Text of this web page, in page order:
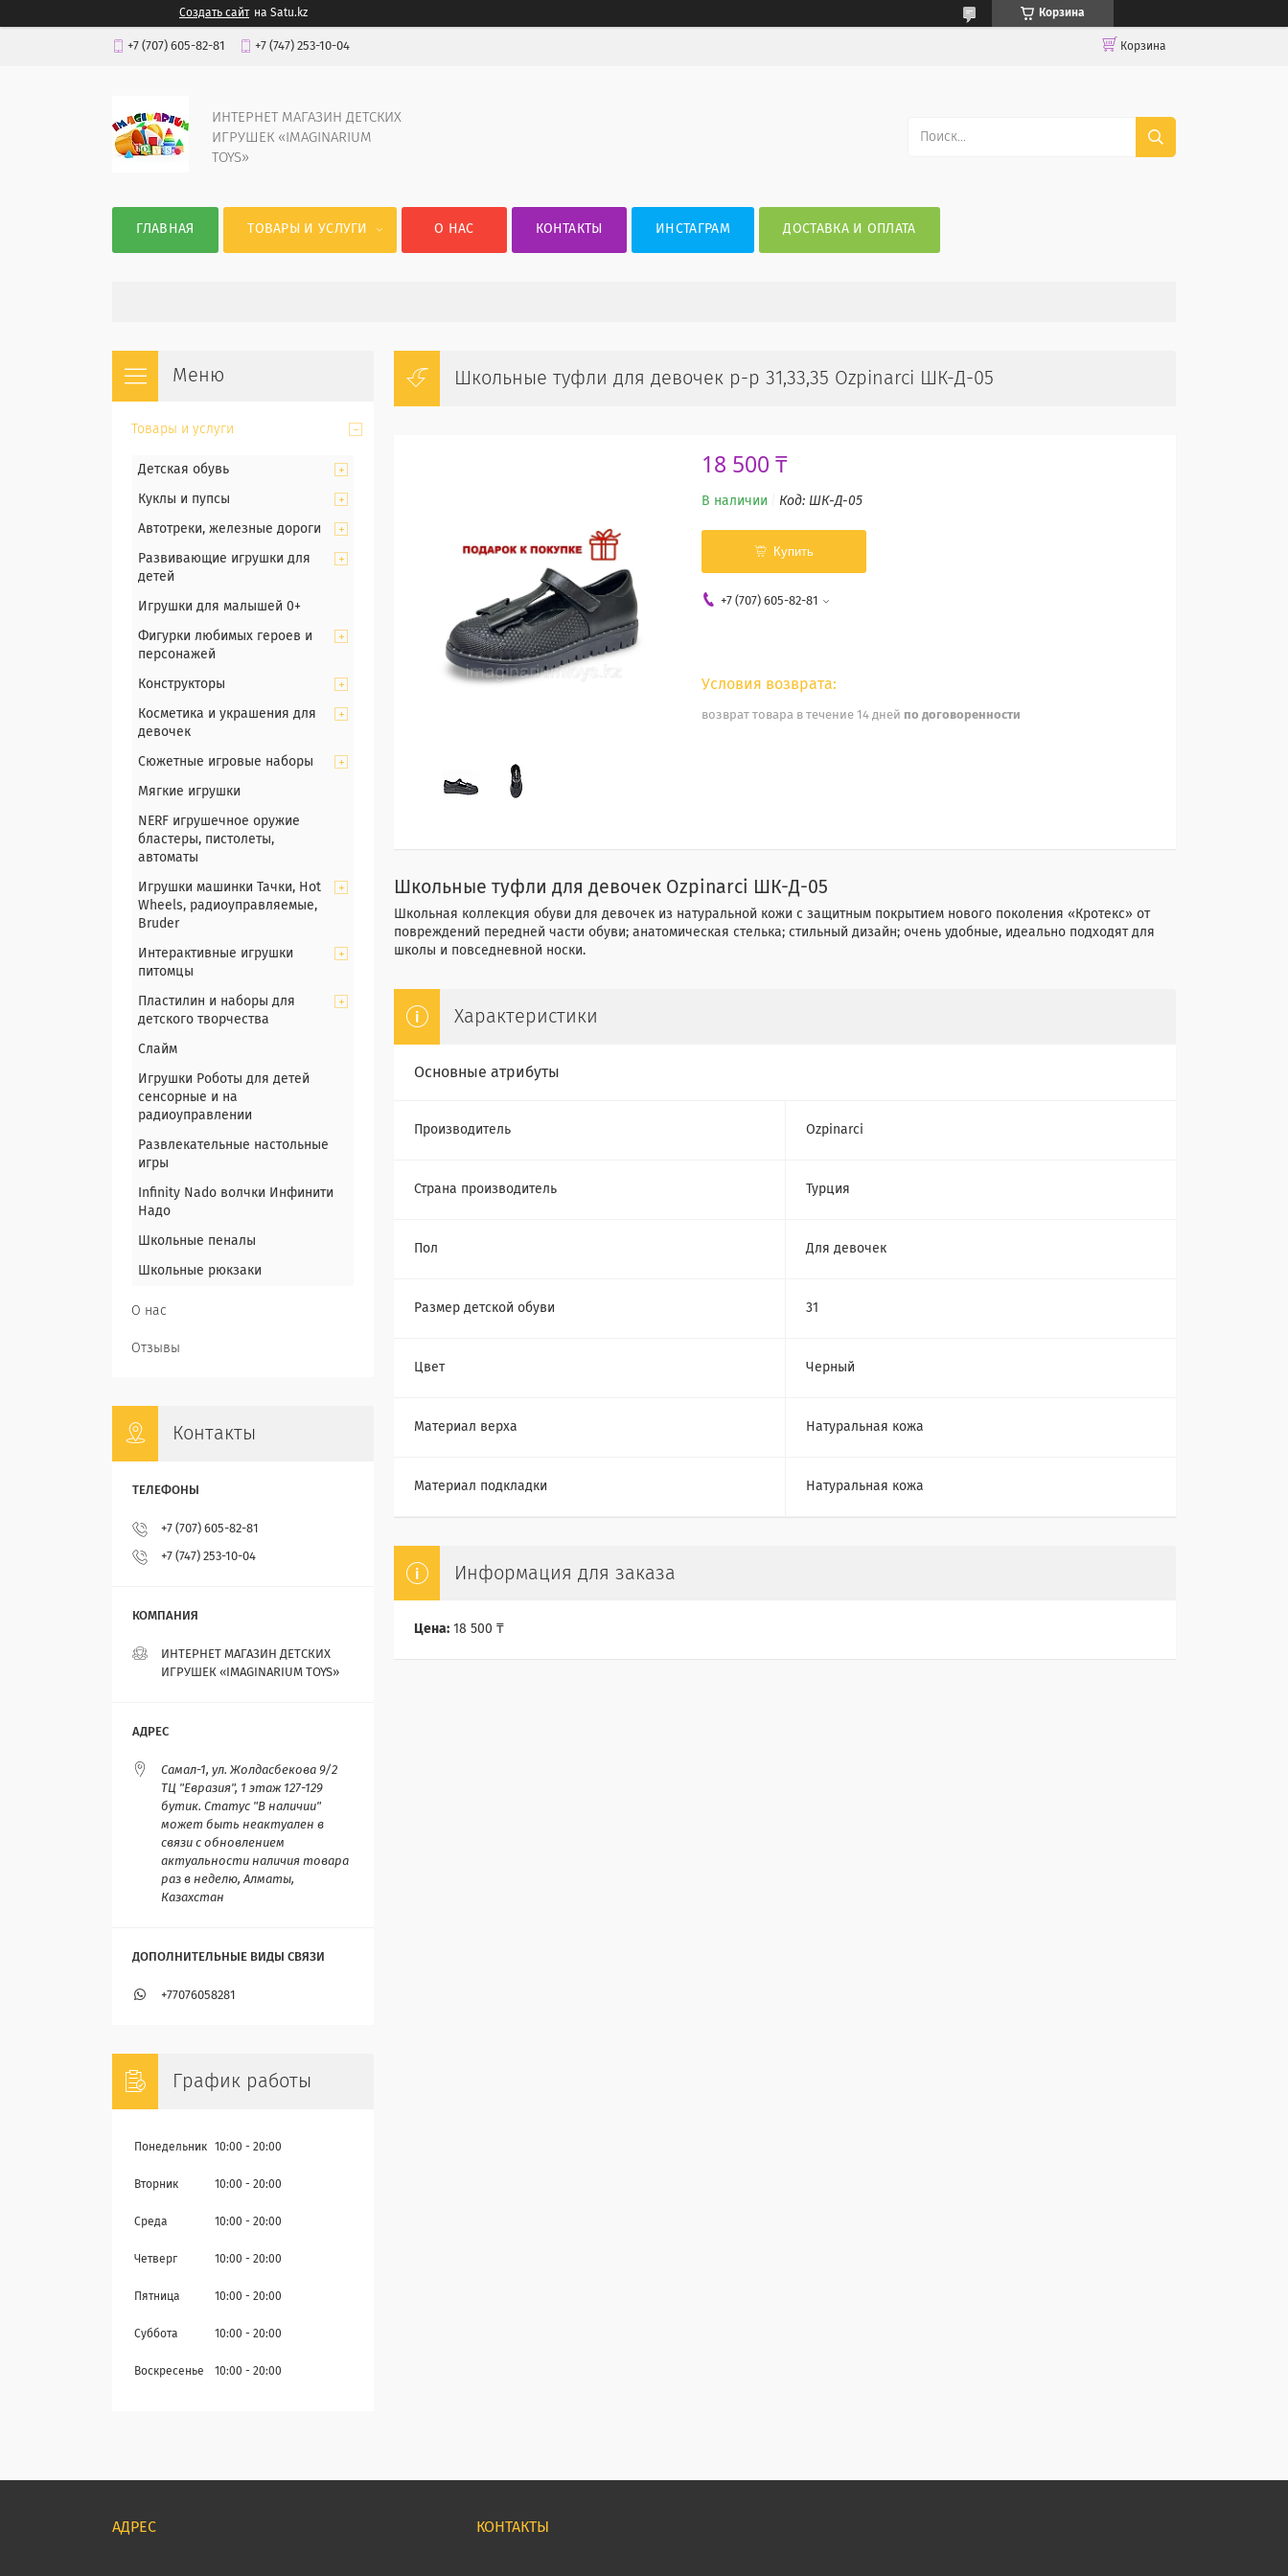
Создать сайт на Satu.kz Корзина
+7 (707) 605-82-81 +7 (747) 253-10-04 Корзина
ИНТЕРНЕТ МАГАЗИН ДЕТСКИХ
ИГРУШЕК «IMAGINARIUM
TOYS»
ГЛАВНАЯ ТОВАРЫ И УСЛУГИ О НАС КОНТАКТЫ ИНСТАГРАМ ДОСТАВКА И ОПЛАТА
Школьные туфли для девочек р-р 31,33,35 Ozpinarci ШК-Д-05
18 500 ₸
В наличии Код: ШК-Д-05
Купить
+7 (707) 605-82-81
возврат товара в течение 14 дней по договоренности
Школьные туфли для девочек Ozpinarci ШК-Д-05
Школьная коллекция обуви для девочек из натуральной кожи с защитным покрытием нового поколения «Кротекс» от
повреждений передней части обуви; анатомическая стелька; стильный дизайн; очень удобные, идеально подходят для
школы и повседневной носки.
Характеристики
Основные атрибуты
Производитель Ozpinarci
Страна производитель Турция
Пол Для девочек
Размер детской обуви 31
Цвет Черный
Материал верха Натуральная кожа
Материал подкладки Натуральная кожа
Информация для заказа
Цена: 18 500 ₸
Товары и услуги
Детская обувь
Куклы и пупсы
Автотреки, железные дороги
Развивающие игрушки для
детей
Игрушки для малышей 0+
Фигурки любимых героев и
персонажей
Конструкторы
Косметика и украшения для
девочек
Сюжетные игровые наборы
Мягкие игрушки
NERF игрушечное оружие
бластеры, пистолеты,
автоматы
Игрушки машинки Тачки, Hot
Wheels, радиоуправляемые,
Bruder
Интерактивные игрушки
питомцы
Пластилин и наборы для
детского творчества
Слайм
Игрушки Роботы для детей
сенсорные и на
радиоуправлении
Развлекательные настольные
игры
Infinity Nado волчки Инфинити
Надо
Школьные пеналы
Школьные рюкзаки
О нас
Отзывы
Контакты
+7 (707) 605-82-81
+7 (747) 253-10-04
ИНТЕРНЕТ МАГАЗИН ДЕТСКИХ
ИГРУШЕК «IMAGINARIUM TOYS»
Самал-1, ул. Жолдасбекова 9/2
ТЦ "Евразия", 1 этаж 127-129
бутик. Статус "В наличии"
может быть неактуален в
связи с обновлением
актуальности наличия товара
раз в неделю, Алматы,
Казахстан
+77076058281
График работы
Понедельник 10:00 20:00
Вторник 10:00 20:00
Среда 10:00 20:00
Четверг 10:00 20:00
Пятница 10:00 20:00
Суббота 10:00 20:00
Воскресенье 10:00 20:00